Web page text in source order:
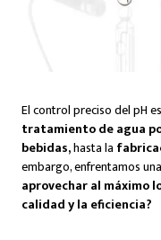
El control preciso del pH
tratamiento de agua
bebidas,hasta la
embargo, enfrentamos
aprovechar al máximo
calidad y la eficiencia?